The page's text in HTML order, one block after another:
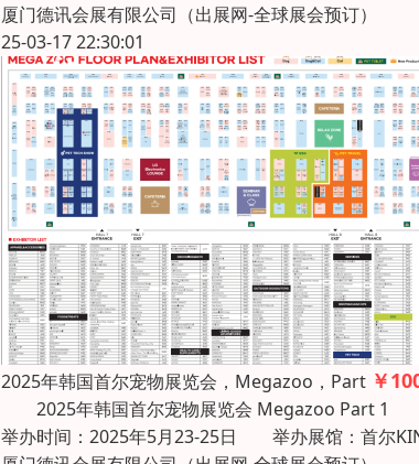
厦门德讯会展有限公司（出展网-全球展会预订）
25-03-17 22:30:01
2025年韩国首尔宠物展览会，Megazoo，Part ￥
2025年韩国首尔宠物展览会 Megazoo Part
举办时间：2025年5月23-25日 举办展馆：首尔